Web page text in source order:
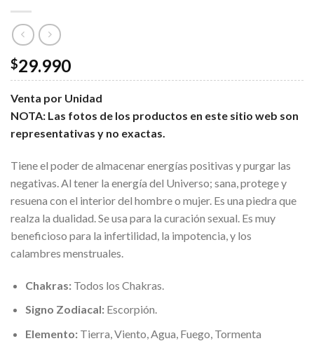
$29.990
Venta por Unidad
NOTA: Las fotos de los productos en este sitio web son
representativas y no exactas.
Tiene el poder de almacenar energías positivas y purgar las
negativas. Al tener la energía del Universo; sana, protege y
resuena con el interior del hombre o mujer. Es una piedra que
realza la dualidad. Se usa para la curación sexual. Es muy
beneficioso para la infertilidad, la impotencia, y los
calambres menstruales.
Chakras:Todos los Chakras.
Signo Zodiacal:Escorpión.
Elemento:Tierra, Viento, Agua, Fuego, Tormenta